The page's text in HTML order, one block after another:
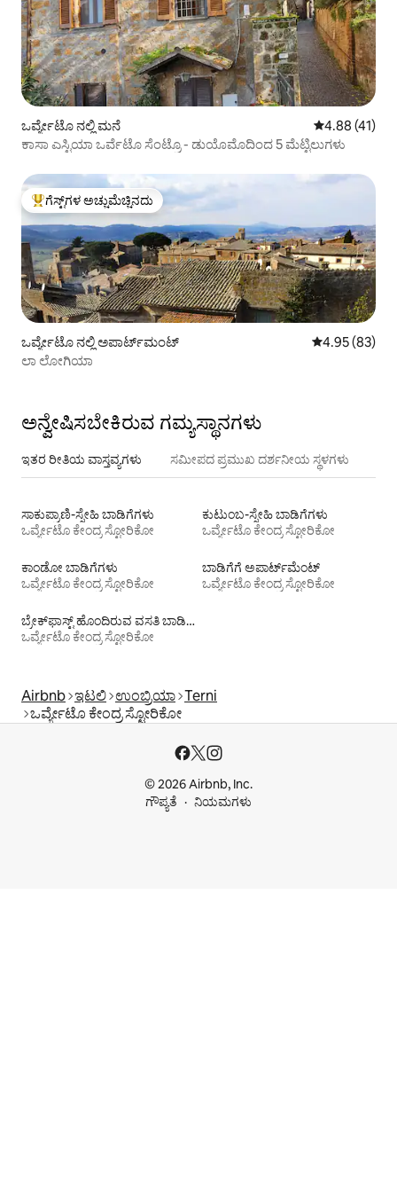
ಒರ್ವ್ಯೇಟೊ ನಲ್ಲಿ ಮನೆ 5 ರಲ್ಲಿ 4.88
4.88 (41)
ಕಾಸಾ ಎಸ್ಟಿಯಾ ಒರ್ವೆಟೊ ಸೆಂಟ್ರೊ - ಡುಯೊಮೊದಿಂದ 5 ಮೆಟ್ಟಿಲುಗಳು
ಗೆಸ್ಟ್‌ಗಳಿಗೆ ಅತಿ ಹೆಚ್ಚು ಅಚ್ಚುಮೆಚ್ಚಿನದು
ಗೆಸ್ಟ್‌ಗಳ ಅಚ್ಚುಮೆಚ್ಚಿನದು
ಒರ್ವ್ಯೇಟೊ ನಲ್ಲಿ ಅಪಾರ್ಟ್‌ಮಂಟ್ 5 ರಲ್ಲಿ 4.95
4.95 (83)
ಲಾ ಲೋಗಿಯಾ
ಅನ್ವೇಷಿಸಬೇಕಿರುವ ಗಮ್ಯಸ್ಥಾನಗಳು
ಇತರ ರೀತಿಯ ವಾಸ್ತವ್ಯಗಳು ಸಮೀಪದ ಪ್ರಮುಖ ದರ್ಶನೀಯ ಸ್ಥಳಗಳು
ಸಾಕುಪ್ರಾಣಿ-ಸ್ನೇಹಿ ಬಾಡಿಗೆಗಳು
ಒರ್ವ್ಯೇಟೊ ಕೇಂದ್ರ ಸ್ಟೋರಿಕೋ
ಕುಟುಂಬ-ಸ್ನೇಹಿ ಬಾಡಿಗೆಗಳು
ಒರ್ವ್ಯೇಟೊ ಕೇಂದ್ರ ಸ್ಟೋರಿಕೋ
ಕಾಂಡೋ ಬಾಡಿಗೆಗಳು
ಒರ್ವ್ಯೇಟೊ ಕೇಂದ್ರ ಸ್ಟೋರಿಕೋ
ಬಾಡಿಗೆಗೆ ಅಪಾರ್ಟ್‌ಮೆಂಟ್‌
ಒರ್ವ್ಯೇಟೊ ಕೇಂದ್ರ ಸ್ಟೋರಿಕೋ
ಬ್ರೇಕ್‍‍ಫಾಸ್ಟ್ ಹೊಂದಿರುವ ವಸತಿ ಬಾಡಿಗೆಗಳು
ಒರ್ವ್ಯೇಟೊ ಕೇಂದ್ರ ಸ್ಟೋರಿಕೋ
Airbnb ಇಟಲಿ ಉಂಬ್ರಿಯಾ Terni
ಒರ್ವ್ಯೇಟೊ ಕೇಂದ್ರ ಸ್ಟೋರಿಕೋ
© 2026 Airbnb, Inc.
ಗೌಪ್ಯತೆ
ನಿಯಮಗಳು